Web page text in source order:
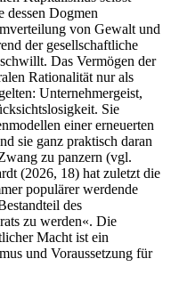
dessen Dogmen
von Gewalt und
der gesellschaftliche
Das Vermögen der
Rationalität nur als
Unternehmergeist,
Sie
einer erneuerten
sie ganz praktisch daran
zu panzern (vgl.
(2026, 18) hat zuletzt die
populärer werdende
des
zu werden«. Die
Macht ist ein
und Voraussetzung für